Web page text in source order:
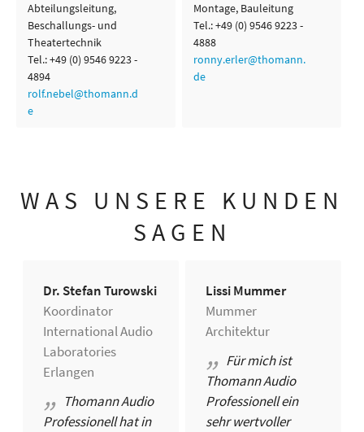
Abteilungsleitung,
Beschallungs- und
Theatertechnik
Tel.: +49 (0) 9546 9223 -
4894
rolf.nebel@thomann.d
e
Montage, Bauleitung
Tel.: +49 (0) 9546 9223 -
4888
ronny.erler@thomann.
de
WAS UNSERE KUNDEN
SAGEN
Dr. Stefan Turowski
Koordinator
International Audio
Laboratories
Erlangen
Thomann Audio
Professionell hat in
Lissi Mummer
Mummer
Architektur
Für mich ist
Thomann Audio
Professionell ein
sehr wertvoller